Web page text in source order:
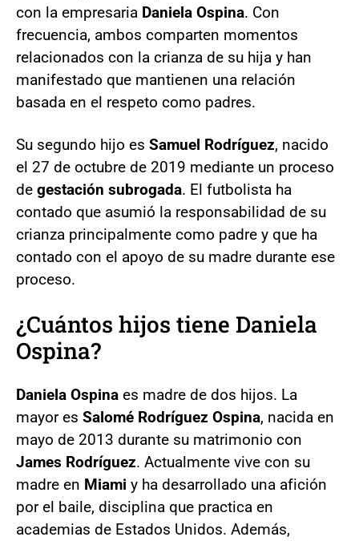
con la empresaria Daniela Ospina. Con
frecuencia, ambos comparten momentos
relacionados con la crianza de su hija y han
manifestado que mantienen una relación
basada en el respeto como padres.
Su segundo hijo es Samuel Rodríguez, nacido
el 27 de octubre de 2019 mediante un proceso
de gestación subrogada. El futbolista ha
contado que asumió la responsabilidad de su
crianza principalmente como padre y que ha
contado con el apoyo de su madre durante ese
proceso.
¿Cuántos hijos tiene Daniela
Ospina?
Daniela Ospina es madre de dos hijos. La
mayor es Salomé Rodríguez Ospina, nacida en
mayo de 2013 durante su matrimonio con
James Rodríguez. Actualmente vive con su
madre en Miami y ha desarrollado una afición
por el baile, disciplina que practica en
academias de Estados Unidos. Además,